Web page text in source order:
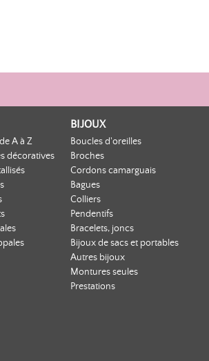
A à Z
décoratives
BIJOUX
Boucles d'oreilles
Broches
Cordons camarguais
Bagues
Colliers
Pendentifs
Bracelets, joncs
Bijoux de sacs et portables
Autres bijoux
Montures seules
Prestations